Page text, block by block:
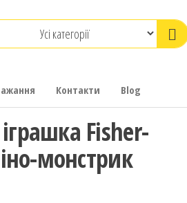
Контакти Blog
Fisher-
монстрик